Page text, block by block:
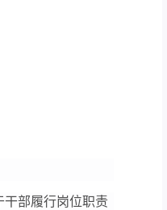
部履行岗位职责